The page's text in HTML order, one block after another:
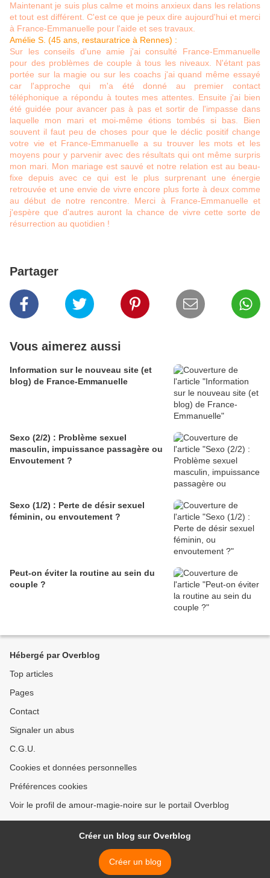
Maintenant je suis plus calme et moins anxieux dans les relations
et tout est différent. C'est ce que je peux dire aujourd'hui et merci
à France-Emmanuelle pour l'aide et ses travaux.
Amélie S. (45 ans, restauratrice à Rennes) :
Sur les conseils d'une amie j'ai consulté France-Emmanuelle
pour des problèmes de couple à tous les niveaux. N'étant pas
portée sur la magie ou sur les coachs j'ai quand même essayé
car l'approche qui m'a été donné au premier contact
téléphonique a répondu à toutes mes attentes. Ensuite j'ai bien
été guidée pour avancer pas à pas et sortir de l'impasse dans
laquelle mon mari et moi-même étions tombés si bas. Bien
souvent il faut peu de choses pour que le déclic positif change
votre vie et France-Emmanuelle a su trouver les mots et les
moyens pour y parvenir avec des résultats qui ont même surpris
mon mari. Mon mariage est sauvé et notre relation est au beau-
fixe depuis avec ce qui est le plus surprenant une énergie
retrouvée et une envie de vivre encore plus forte à deux comme
au début de notre rencontre. Merci à France-Emmanuelle et
j'espère que d'autres auront la chance de vivre cette sorte de
résurrection au quotidien !
Partager
Vous aimerez aussi
Information sur le nouveau site (et
blog) de France-Emmanuelle
Sexo (2/2) : Problème sexuel
masculin, impuissance passagère ou
Envoutement ?
Sexo (1/2) : Perte de désir sexuel
féminin, ou envoutement ?
Peut-on éviter la routine au sein du
couple ?
Hébergé par Overblog
Top articles
Pages
Contact
Signaler un abus
C.G.U.
Cookies et données personnelles
Préférences cookies
Voir le profil de amour-magie-noire sur le portail Overblog
Créer un blog sur Overblog
Créer un blog